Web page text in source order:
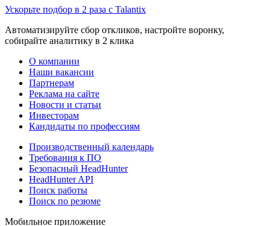
Ускорьте подбор в 2 раза с Talantix
Автоматизируйте сбор откликов, настройте воронку,
собирайте аналитику в 2 клика
О компании
Наши вакансии
Партнерам
Реклама на сайте
Новости и статьи
Инвесторам
Кандидаты по профессиям
Производственный календарь
Требования к ПО
Безопасный HeadHunter
HeadHunter API
Поиск работы
Поиск по резюме
Мобильное приложение